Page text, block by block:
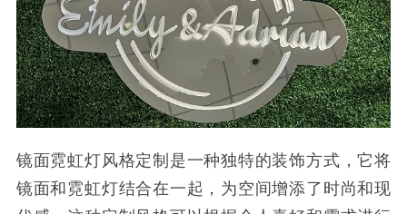
镜面霓虹灯风格定制是一种独特的装饰方式，它将
镜面和霓虹灯结合在一起，为空间增添了时尚和现